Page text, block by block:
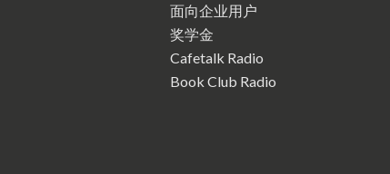
面向企业用户
奖学金
Cafetalk Radio
Book Club Radio